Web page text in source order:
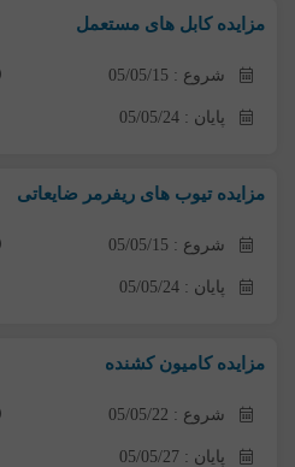
مزایده کابل های مستعمل
شروع : 05/05/15
پایان : 05/05/24
مزایده تیوب های ریفرمر ضایعاتی
شروع : 05/05/15
پایان : 05/05/24
مزایده کامیون کشنده
شروع : 05/05/22
پایان : 05/05/27